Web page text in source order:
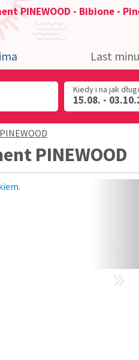
PINEWOOD - Bibione -
Last
Kiedy i na jak
15.08. -
PINEWOOD
»